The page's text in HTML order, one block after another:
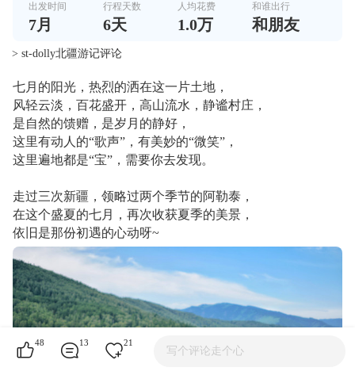
出发时间
7月
行程天数
6天
人均花费
1.0万
和谁出行
和朋友
> st-dolly北疆游记评论
七月的阳光，热烈的洒在这一片土地，
风轻云淡，百花盛开，高山流水，静谧村庄，
是自然的馈赠，是岁月的静好，
这里有动人的“歌声”，有美妙的“微笑”，
这里遍地都是“宝”，需要你去发现。
走过三次新疆，领略过两个季节的阿勒泰，
在这个盛夏的七月，再次收获夏季的美景，
依旧是那份初遇的心动呀~
48 13 21
写个评论走个心